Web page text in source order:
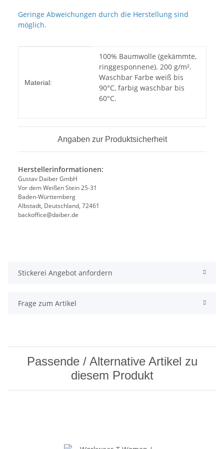
Geringe Abweichungen durch die Herstellung sind
möglich.
Material:
100% Baumwolle (gekämmte,
ringgesponnene). 200 g/m².
Waschbar Farbe weiß bis
90°C, farbig waschbar bis
60°C.
Angaben zur Produktsicherheit
Herstellerinformationen:
Gustav Daiber GmbH
Vor dem Weißen Stein 25-31
Baden-Württemberg
Albstadt, Deutschland, 72461
backoffice@daiber.de
Stickerei Angebot anfordern
Frage zum Artikel
Passende / Alternative Artikel zu
diesem Produkt